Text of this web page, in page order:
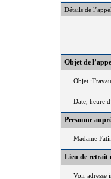
Détails de
Objet de
Objet
Date, heure
Personne
Madame
Lieu de retrait
Voir adresse